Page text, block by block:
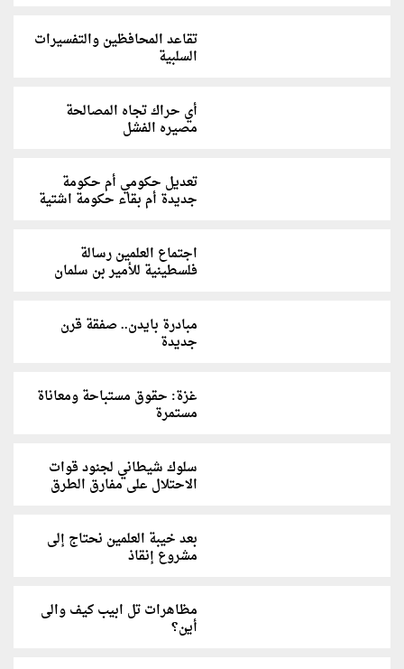
تقاعد المحافظين والتفسيرات
السلبية
أي حراك تجاه المصالحة
مصيره الفشل
تعديل حكومي أم حكومة
جديدة أم بقاء حكومة اشتية
اجتماع العلمين رسالة
فلسطينية للأمير بن سلمان
مبادرة بايدن.. صفقة قرن
جديدة
غزة: حقوق مستباحة ومعاناة
مستمرة
سلوك شيطاني لجنود قوات
الاحتلال على مفارق الطرق
بعد خيبة العلمين نحتاج إلى
مشروع إنقاذ
مظاهرات تل ابيب كيف والى
أين؟